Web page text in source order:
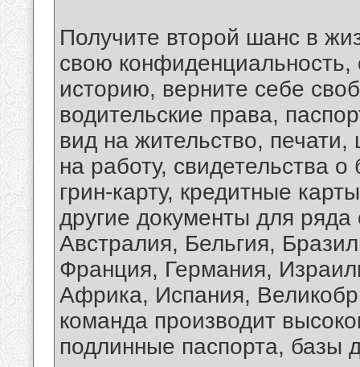
Получите второй шанс в
свою конфиденциальность,
историю, верните себе
водительские права,
вид на жительство,
на работу, свидетельства
грин-карту, кредитные
другие документы для
Австралия, Бельгия,
Франция, Германия,
Африка, Испания,
команда производит
подлинные паспорта, базы